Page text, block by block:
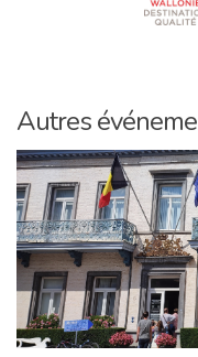
Autres